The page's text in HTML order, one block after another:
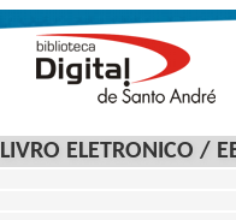
LIVRO ELETRONICO /